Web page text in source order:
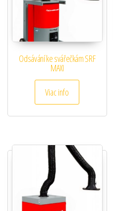
Odsávání ke svářečkám SRF
MAXI
Viac info